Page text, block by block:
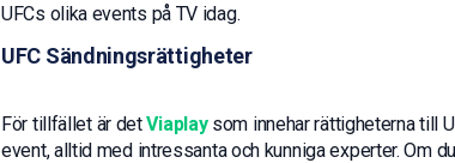
UFCs olika events på TV idag.
UFC Sändningsrättigheter
För tillfället är detViaplaysom innehar rättigheterna till
event, alltid med intressanta och kunniga experter. Om